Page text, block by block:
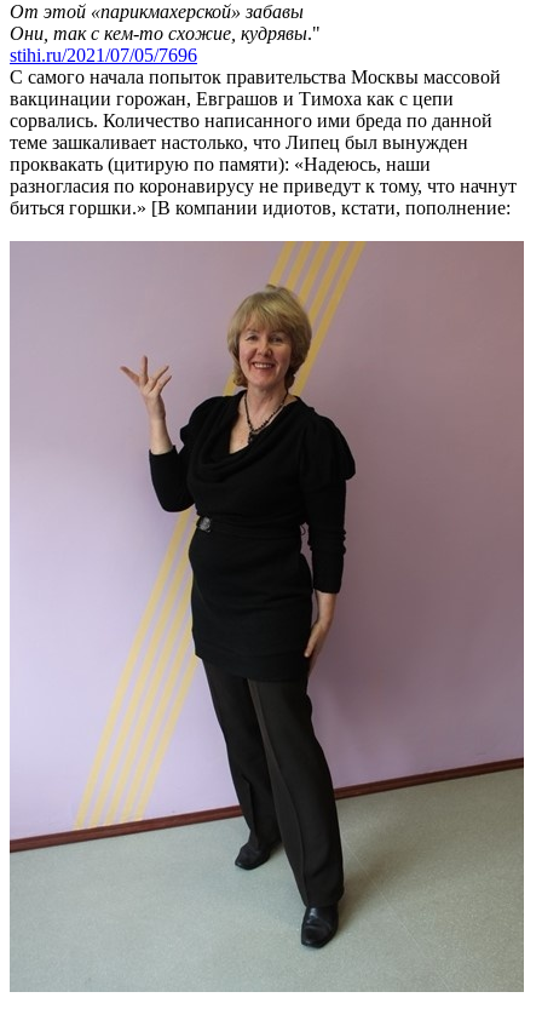
От этой «парикмахерской» забавы
Они, так с кем-то схожие, кудрявы."
stihi.ru/2021/07/05/7696
С самого начала попыток правительства Москвы массовой
вакцинации горожан, Евграшов и Тимоха как с цепи
сорвались. Количество написанного ими бреда по данной
теме зашкаливает настолько, что Липец был вынужден
проквакать (цитирую по памяти): «Надеюсь, наши
разногласия по коронавирусу не приведут к тому, что начнут
биться горшки.» [В компании идиотов, кстати, пополнение: